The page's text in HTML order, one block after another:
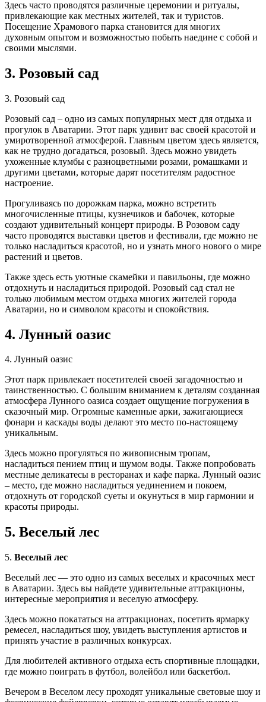
Здесь часто проводятся различные церемонии и ритуалы,
привлекающие как местных жителей, так и туристов.
Посещение Храмового парка становится для многих
духовным опытом и возможностью побыть наедине с собой и
своими мыслями.
3. Розовый сад
3. Розовый сад
Розовый сад – одно из самых популярных мест для отдыха и
прогулок в Аватарии. Этот парк удивит вас своей красотой и
умиротворенной атмосферой. Главным цветом здесь является,
как не трудно догадаться, розовый. Здесь можно увидеть
ухоженные клумбы с разноцветными розами, ромашками и
другими цветами, которые дарят посетителям радостное
настроение.
Прогуливаясь по дорожкам парка, можно встретить
многочисленные птицы, кузнечиков и бабочек, которые
создают удивительный концерт природы. В Розовом саду
часто проводятся выставки цветов и фестивали, где можно не
только насладиться красотой, но и узнать много нового о мире
растений и цветов.
Также здесь есть уютные скамейки и павильоны, где можно
отдохнуть и насладиться природой. Розовый сад стал не
только любимым местом отдыха многих жителей города
Аватарии, но и символом красоты и спокойствия.
4. Лунный оазис
4. Лунный оазис
Этот парк привлекает посетителей своей загадочностью и
таинственностью. С большим вниманием к деталям созданная
атмосфера Лунного оазиса создает ощущение погружения в
сказочный мир. Огромные каменные арки, зажигающиеся
фонари и каскады воды делают это место по-настоящему
уникальным.
Здесь можно прогуляться по живописным тропам,
насладиться пением птиц и шумом воды. Также попробовать
местные деликатесы в ресторанах и кафе парка. Лунный оазис
– место, где можно насладиться уединением и покоем,
отдохнуть от городской суеты и окунуться в мир гармонии и
красоты природы.
5. Веселый лес
5. Веселый лес
Веселый лес — это одно из самых веселых и красочных мест
в Аватарии. Здесь вы найдете удивительные аттракционы,
интересные мероприятия и веселую атмосферу.
Здесь можно покататься на аттракционах, посетить ярмарку
ремесел, насладиться шоу, увидеть выступления артистов и
принять участие в различных конкурсах.
Для любителей активного отдыха есть спортивные площадки,
где можно поиграть в футбол, волейбол или баскетбол.
Вечером в Веселом лесу проходят уникальные световые шоу и